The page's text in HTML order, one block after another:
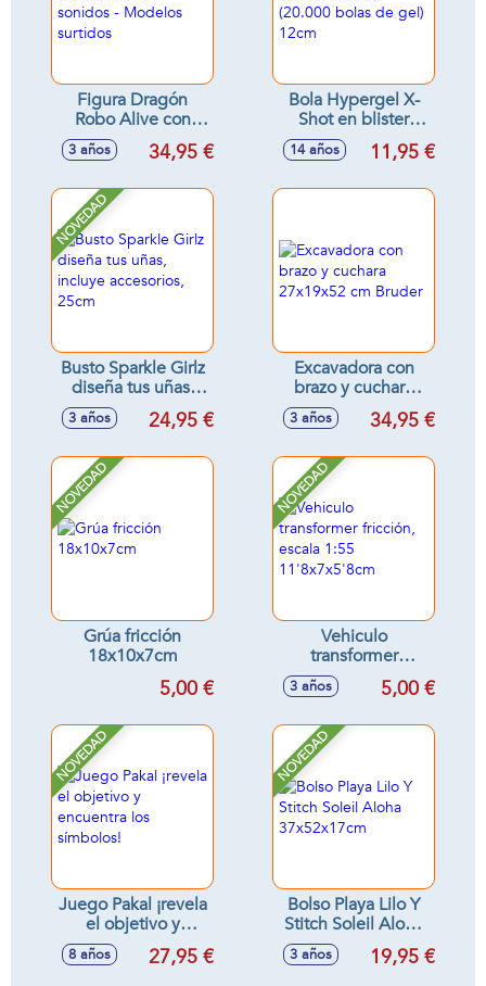
Figura Dragón
Robo Alive con
sonidos - Modelos
surtidos
3 años 34,95 €
Bola Hypergel X-
Shot en blister
(20.000 bolas de
gel) 12cm
14 años 11,95 €
NOVEDAD
Busto Sparkle Girlz
diseña tus uñas,
incluye accesorios,
25cm
3 años 24,95 €
Excavadora con
brazo y cuchara
27x19x52 cm
Bruder
3 años 34,95 €
NOVEDAD
Grúa fricción
18x10x7cm
5,00 €
NOVEDAD
Vehiculo
transformer
fricción, escala 1:55
11'8x7x5'8cm
3 años 5,00 €
NOVEDAD
Juego Pakal ¡revela
el objetivo y
encuentra los
símbolos!
8 años 27,95 €
NOVEDAD
Bolso Playa Lilo Y
Stitch Soleil Aloha
37x52x17cm
3 años 19,95 €